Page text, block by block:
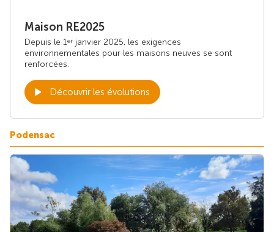
Maison RE2025
Depuis le 1er janvier 2025, les exigences
environnementales pour les maisons neuves se sont
renforcées.
Découvrir les évolutions
Podensac